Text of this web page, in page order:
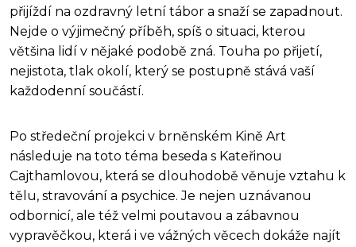
přijíždí na ozdravný letní tábor a snaží se zapadnout.
Nejde o výjimečný příběh, spíš o situaci, kterou
většina lidí v nějaké podobě zná. Touha po přijetí,
nejistota, tlak okolí, který se postupně stává vaší
každodenní součástí.
Po středeční projekci v brněnském Kině Art
následuje na toto téma beseda s Kateřinou
Cajthamlovou, která se dlouhodobě věnuje vztahu k
tělu, stravování a psychice. Je nejen uznávanou
odbornicí, ale též velmi poutavou a zábavnou
vypravěčkou, která i ve vážných věcech dokáže najít